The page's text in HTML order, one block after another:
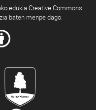
edukia Creative Commons
baten menpe dago.